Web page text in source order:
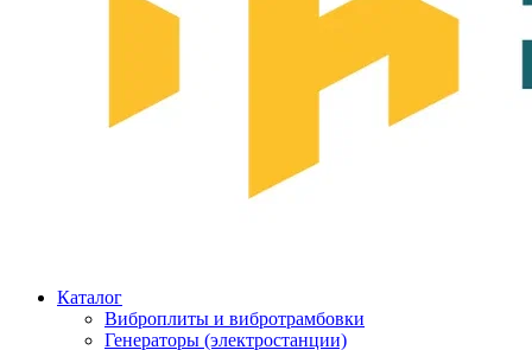
Каталог
Виброплиты и вибротрамбовки
Генераторы (электростанции)